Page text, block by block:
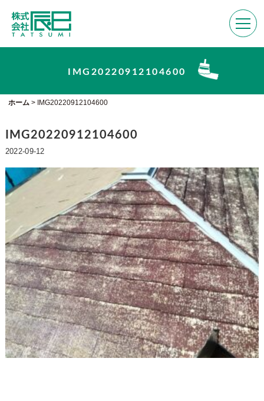
IMG20220912104600
ホーム> IMG20220912104600
IMG20220912104600
2022-09-12